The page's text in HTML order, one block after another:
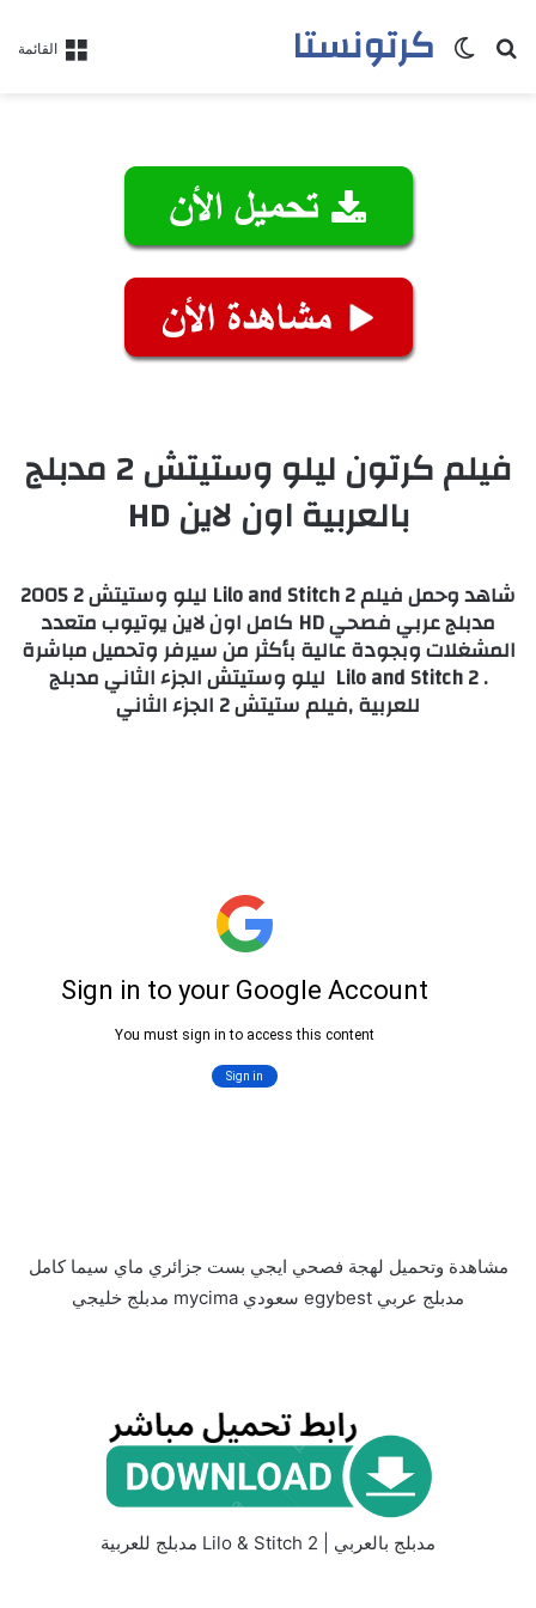
القائمة كرتونستابحث عنالوضع المظلم
فيلم كرتون ليلو وستيتش 2 مدبلج
بالعربية اون لاين HD
شاهد وحمل فيلم Lilo and Stitch 2 ليلو وستيتش 2 2005
مدبلج عربي فصحي HD كامل اون لاين يوتيوب متعدد
المشغلات وبجودة عالية بأكثر من سيرفر وتحميل مباشرة
. Lilo and Stitch 2 ليلو وستيتش الجزء الثاني مدبلج
للعربية ,فيلم ستيتش 2 الجزء الثاني
مشاهدة وتحميل لهجة فصحي ايجي بست جزائري ماي سيما كامل
مدبلج عربي egybest سعودي mycima مدبلج خليجي
مدبلج بالعربي | Lilo & Stitch 2 مدبلج للعربية